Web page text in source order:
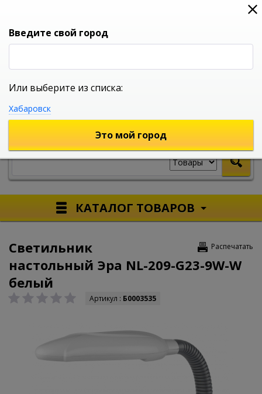
0
УНИВЕРСАЛЬНЫЙ ИНТЕРНЕТ МАГАЗИН
КАТАЛОГ ТОВАРОВ
Распечатать
Светильник
настольный Эра NL-209-G23-9W-W
белый
Артикул : Б0003535
Введите свой город
Или выберите из списка:
Хабаровск
Это мой город